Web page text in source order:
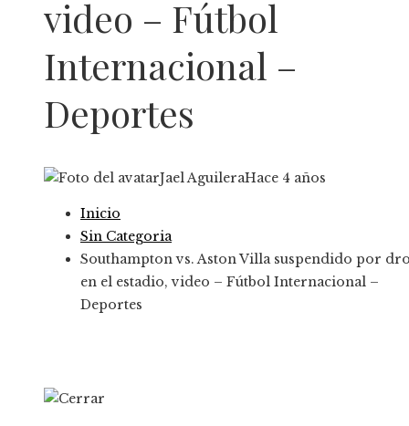
video – Fútbol
Internacional –
Deportes
Jael AguileraHace 4 años
Inicio
Sin Categoria
Southampton vs. Aston Villa suspendido por
en el estadio, video – Fútbol Internacional –
Deportes